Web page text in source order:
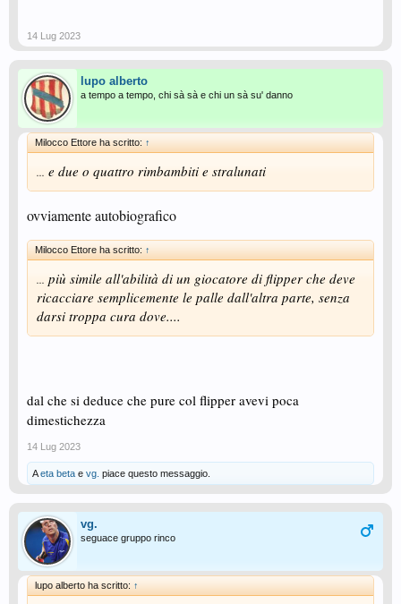
14 Lug 2023
lupo alberto
a tempo a tempo, chi sà sà e chi un sà su' danno
Milocco Ettore ha scritto: ↑
... e due o quattro rimbambiti e stralunati
ovviamente autobiografico
Milocco Ettore ha scritto: ↑
... più simile all'abilità di un giocatore di flipper che deve
ricacciare semplicemente le palle dall'altra parte, senza
darsi troppa cura dove....
dal che si deduce che pure col flipper avevi poca
dimestichezza
14 Lug 2023
Aeta beta e vg. piace questo messaggio.
vg.
seguace gruppo rinco
lupo alberto ha scritto: ↑